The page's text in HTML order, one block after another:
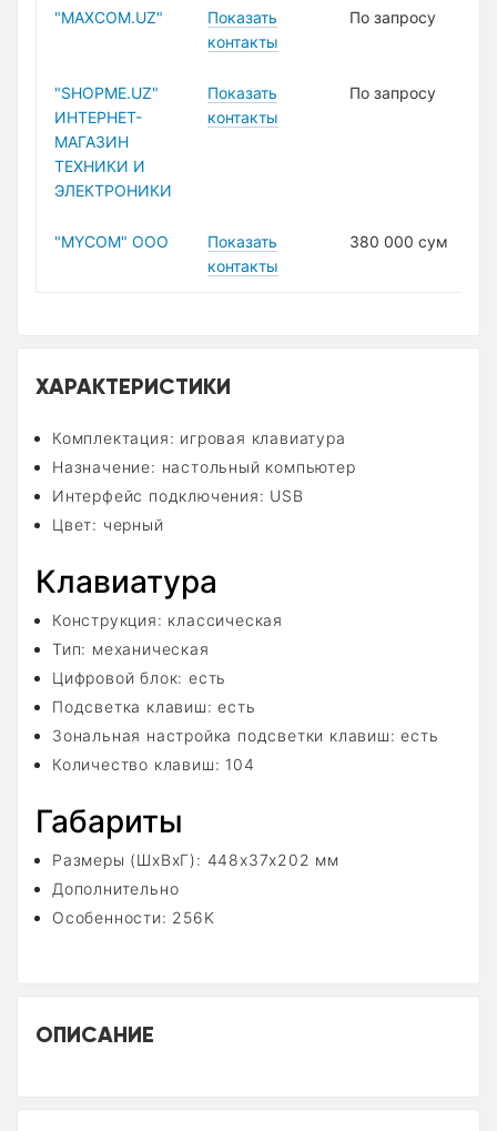
"MAXCOM.UZ"
Показать
контакты
По запросу
"SHOPME.UZ"
ИНТЕРНЕТ-
МАГАЗИН
ТЕХНИКИ И
ЭЛЕКТРОНИКИ
Показать
контакты
По запросу
"MYCOM" ООО
Показать
контакты
380 000 сум
ХАРАКТЕРИСТИКИ
Комплектация: игровая клавиатура
Назначение: настольный компьютер
Интерфейс подключения: USB
Цвет: черный
Клавиатура
Конструкция: классическая
Тип: механическая
Цифровой блок: есть
Подсветка клавиш: есть
Зональная настройка подсветки клавиш: есть
Количество клавиш: 104
Габариты
Размеры (ШxВxГ): 448x37x202 мм
Дополнительно
Особенности: 256K
ОПИСАНИЕ